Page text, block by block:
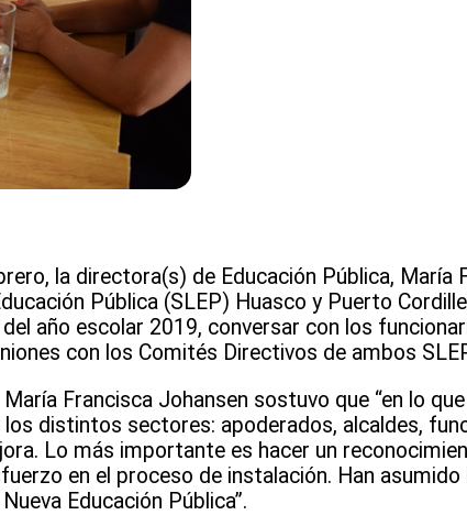
la directora(s) de Educación Pública, María
Pública (SLEP) Huasco y Puerto
año escolar 2019, conversar con los
con los Comités Directivos de ambos
Francisca Johansen sostuvo que “en lo
los distintos sectores: apoderados, alcaldes,
Lo más importante es hacer un
en el proceso de instalación. Han
Educación Pública”.